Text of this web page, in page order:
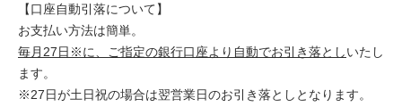
【口座自動引落について】
お支払い方法は簡単。
毎月27日※に、ご指定の銀行口座より自動でお引き落としいたし
ます。
※27日が土日祝の場合は翌営業日のお引き落としとなります。